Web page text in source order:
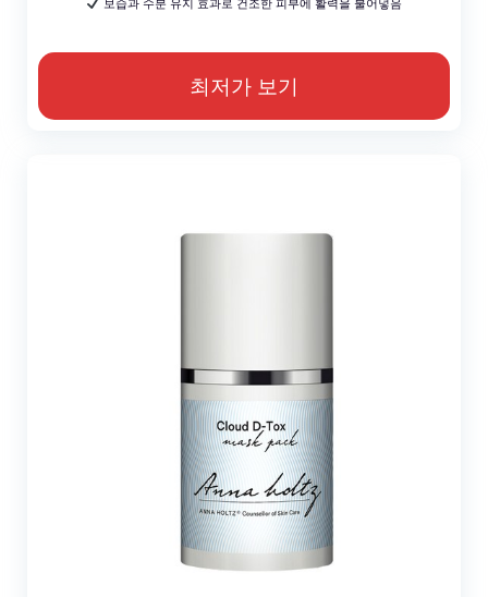
최저가 보기